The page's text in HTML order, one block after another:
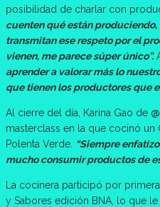
posibilidad de charlar con
cuenten qué están
transmitan ese respeto por el
vienen, me parece súper único”.
aprender a valorar más lo
que tienen los productores que
Al cierre del día, Karina Gao de
masterclass en la que cocinó
Polenta Verde. “Siempre
mucho consumir productos de
La cocinera participó por
y Sabores edición BNA, lo que